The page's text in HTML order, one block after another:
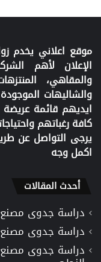
موقع اعلاني يخدم
الإعلان لأهم
والمقاهي،
والشاليهات
ايديهم قائمة
كافة رغباتهم
يرجى التواصل عن
اكمل وجه
أحدث المقالات
دراسة جدوى مصنع
دراسة جدوى مصنع
دراسة جدوى مصنع